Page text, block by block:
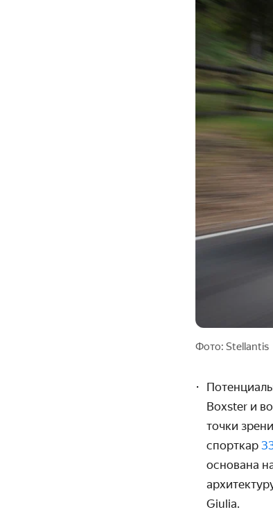
Фото: Stellantis
Boxster и
точки
спорткар
основана
Giulia.